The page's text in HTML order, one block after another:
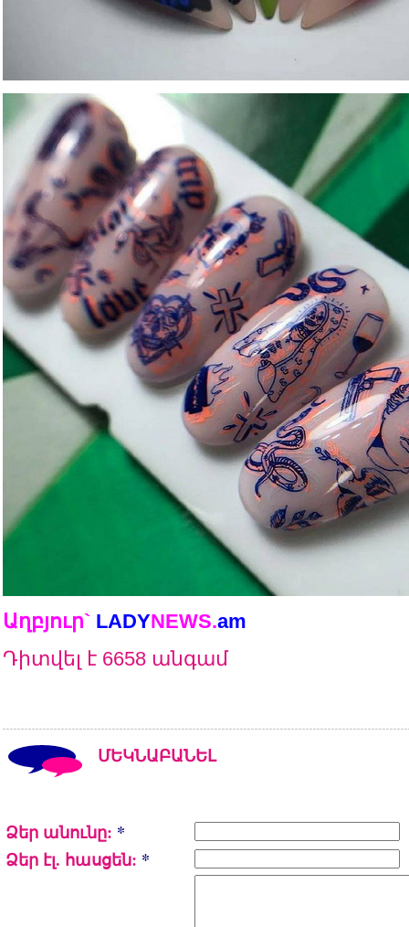
Աղբյուր` LADYNEWS.am
Դիտվել է 6658 անգամ
ՄԵԿՆԱԲԱՆԵԼ
Ձեր անունը: *
Ձեր էլ. հասցեն: *